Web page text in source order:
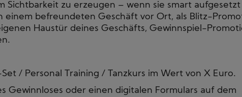
Sichtbarkeit zu erzeugen – wenn sie smart aufgesetzt
einem befreundeten Geschäft vor Ort, als Blitz-
Haustür deines Geschäfts, Gewinnspiel-
/ Personal Training / Tanzkurs im Wert von X Euro.
Gewinnloses oder einen digitalen Formulars auf dem